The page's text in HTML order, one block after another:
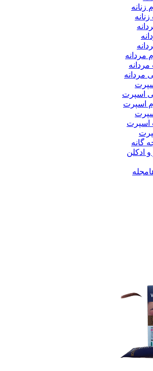
زنانه
زنانه
مردانه
مردانه
مردانه
اسپرت
اسپرت
اسپرت
گانه
ادکلن
مجله